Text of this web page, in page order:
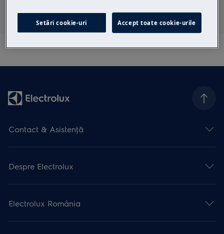
Contact & Asistenţă
Despre Electrolux
Electrolux România
Setări cookie-uri Accept toate cookie-urile